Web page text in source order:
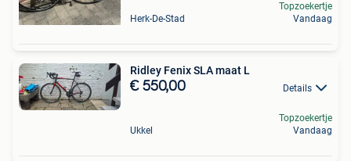
Herk-De-Stad
Topzoekertje
Vandaag
Ridley Fenix SLA maat L
€ 550,00 Details
Ukkel
Topzoekertje
Vandaag